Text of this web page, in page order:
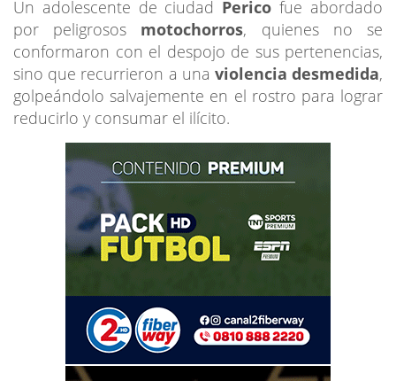
Un adolescente de ciudad Pericofue abordado
por peligrosos motochorros, quienes no se
conformaron con el despojo de sus pertenencias,
sino que recurrieron a una violencia desmedida,
golpeándolo salvajemente en el rostro para lograr
reducirlo y consumar el ilícito.